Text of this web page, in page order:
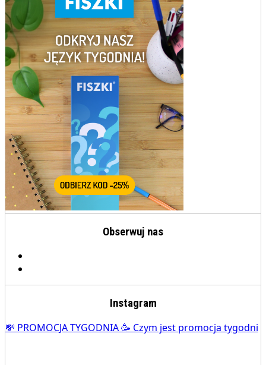
Obserwuj nas
Instagram
💸 PROMOCJA TYGODNIA 🥳 Czym jest promocja tygodni